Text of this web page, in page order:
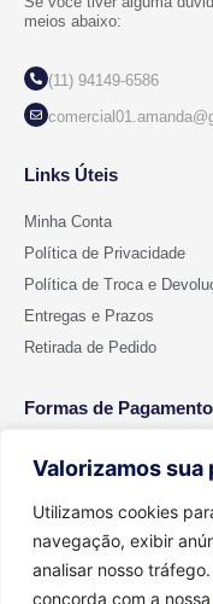
Valorizamos sua
Utilizamos cookies
navegação, exibir
analisar nosso
concorda com a nossa
meios abaixo:
(11) 94149-6586
Links Úteis
Minha Conta
Política de Privacidade
Política de Troca e
Entregas e Prazos
Retirada de Pedido
Formas de Pagamento